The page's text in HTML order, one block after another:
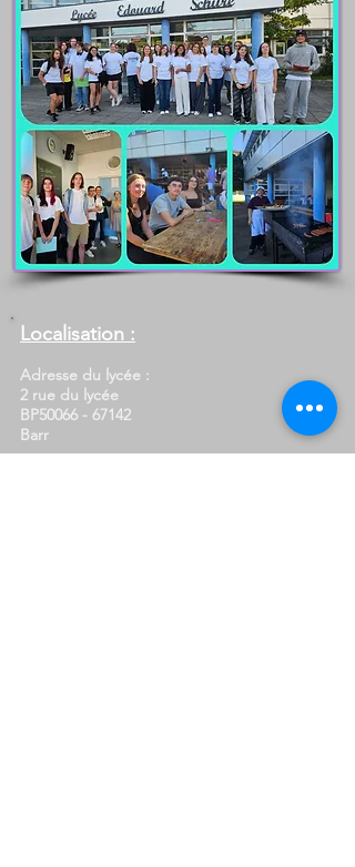
Localisation :
Adresse du lycée :
2 rue du lycée
BP50066 - 67142
Barr